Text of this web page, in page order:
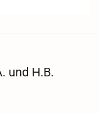
und H.B.